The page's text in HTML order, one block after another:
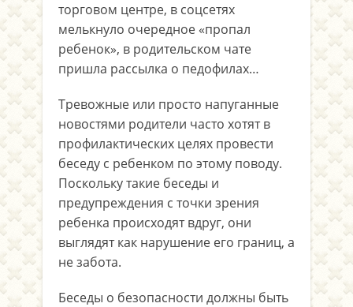
торговом центре, в соцсетях
мелькнуло очередное «пропал
ребенок», в родительском чате
пришла рассылка о педофилах…
Тревожные или просто напуганные
новостями родители часто хотят в
профилактических целях провести
беседу с ребенком по этому поводу.
Поскольку такие беседы и
предупреждения с точки зрения
ребенка происходят вдруг, они
выглядят как нарушение его границ, а
не забота.
Беседы о безопасности должны быть